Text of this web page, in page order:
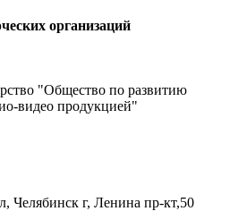
организаций
"Общество по развитию
видео продукцией"
Челябинск г, Ленина пр-кт,50